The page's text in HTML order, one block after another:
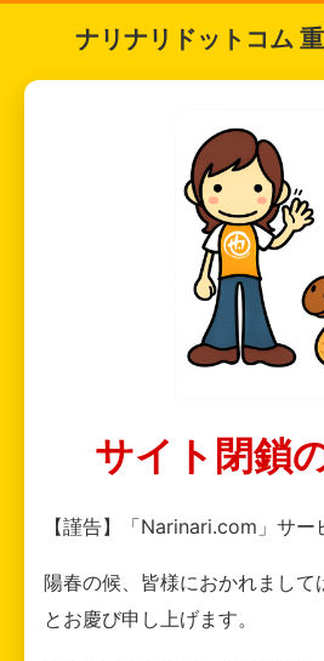
ナリナリドットコム
サイト閉鎖
【謹告】「Narinari.com」サ
陽春の候、皆様におかれまして
とお慶び申し上げます。